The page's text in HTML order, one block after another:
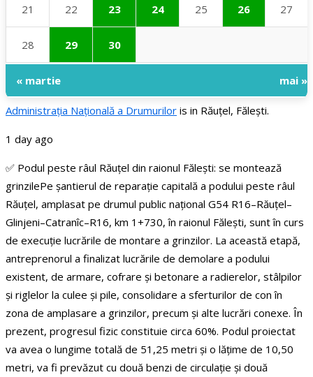
21 22 23 24 25 26 27
28 29 30
« martie mai »
Administraţia Națională a Drumurilor is in Răuțel, Fălești.
1 day ago
✅ Podul peste râul Răuțel din raionul Fălești: se montează
grinzilePe șantierul de reparație capitală a podului peste râul
Răuțel, amplasat pe drumul public național G54 R16–Răuțel–
Glinjeni–Catranîc–R16, km 1+730, în raionul Fălești, sunt în curs
de execuție lucrările de montare a grinzilor. La această etapă,
antreprenorul a finalizat lucrările de demolare a podului
existent, de armare, cofrare și betonare a radierelor, stâlpilor
și riglelor la culee și pile, consolidare a sferturilor de con în
zona de amplasare a grinzilor, precum și alte lucrări conexe. În
prezent, progresul fizic constituie circa 60%. Podul proiectat
va avea o lungime totală de 51,25 metri și o lățime de 10,50
metri, va fi prevăzut cu două benzi de circulație și două